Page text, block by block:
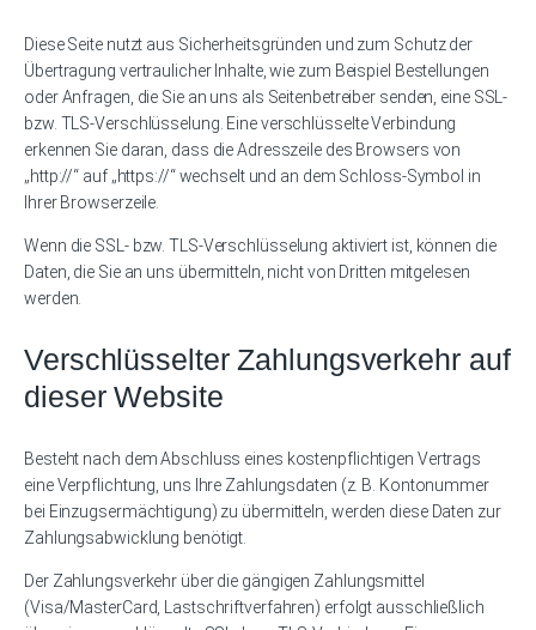
Diese Seite nutzt aus Sicherheitsgründen und zum Schutz der
Übertragung vertraulicher Inhalte, wie zum Beispiel Bestellungen
oder Anfragen, die Sie an uns als Seitenbetreiber senden, eine SSL-
bzw. TLS-Verschlüsselung. Eine verschlüsselte Verbindung
erkennen Sie daran, dass die Adresszeile des Browsers von
„http://“ auf „https://“ wechselt und an dem Schloss-Symbol in
Ihrer Browserzeile.
Wenn die SSL- bzw. TLS-Verschlüsselung aktiviert ist, können die
Daten, die Sie an uns übermitteln, nicht von Dritten mitgelesen
werden.
Verschlüsselter Zahlungsverkehr auf
dieser Website
Besteht nach dem Abschluss eines kostenpflichtigen Vertrags
eine Verpflichtung, uns Ihre Zahlungsdaten (z. B. Kontonummer
bei Einzugsermächtigung) zu übermitteln, werden diese Daten zur
Zahlungsabwicklung benötigt.
Der Zahlungsverkehr über die gängigen Zahlungsmittel
(Visa/MasterCard, Lastschriftverfahren) erfolgt ausschließlich